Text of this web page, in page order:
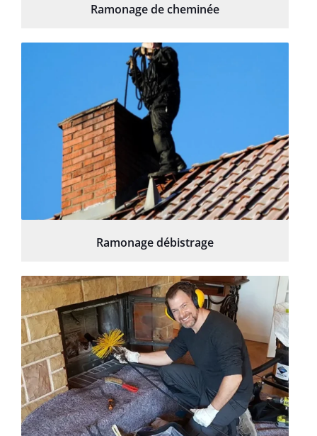
Ramonage de cheminée
Ramonage débistrage